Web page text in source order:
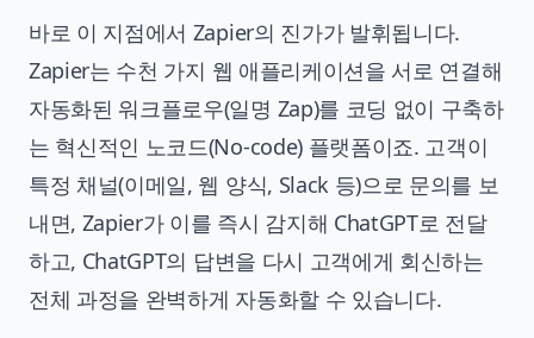
바로 이 지점에서 Zapier의 진가가 발휘됩니다.
Zapier는 수천 가지 웹 애플리케이션을 서로 연결해
자동화된 워크플로우(일명 Zap)를 코딩 없이 구축하
는 혁신적인 노코드(No-code) 플랫폼이죠. 고객이
특정 채널(이메일, 웹 양식, Slack 등)으로 문의를 보
내면, Zapier가 이를 즉시 감지해 ChatGPT로 전달
하고, ChatGPT의 답변을 다시 고객에게 회신하는
전체 과정을 완벽하게 자동화할 수 있습니다.